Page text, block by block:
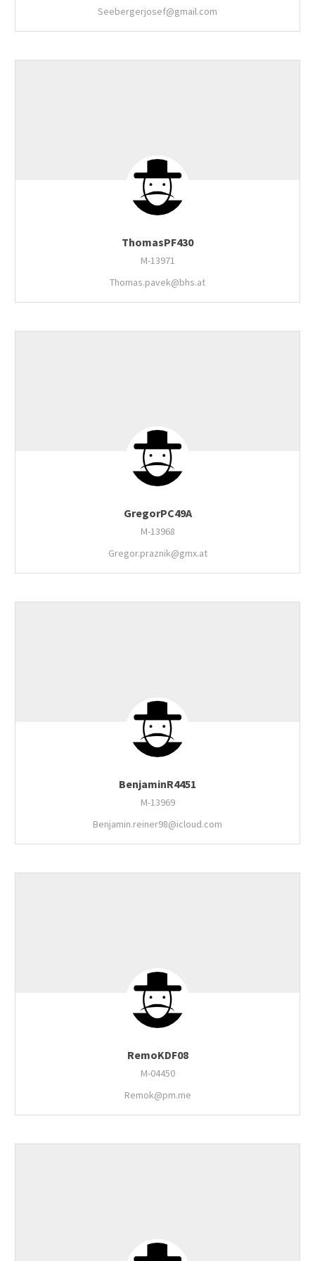
Seebergerjosef@gmail.com
ThomasPF430
M-13971
Thomas.pavek@bhs.at
GregorPC49A
M-13968
Gregor.praznik@gmx.at
BenjaminR4451
M-13969
Benjamin.reiner98@icloud.com
RemoKDF08
M-04450
Remok@pm.me